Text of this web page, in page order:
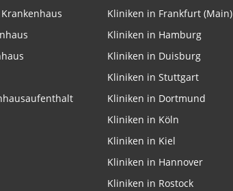
Kliniken in Frankfurt (Main)
Kliniken in Hamburg
Kliniken in Duisburg
Kliniken in Stuttgart
Kliniken in Dortmund
Kliniken in Köln
Kliniken in Kiel
Kliniken in Hannover
Kliniken in Rostock